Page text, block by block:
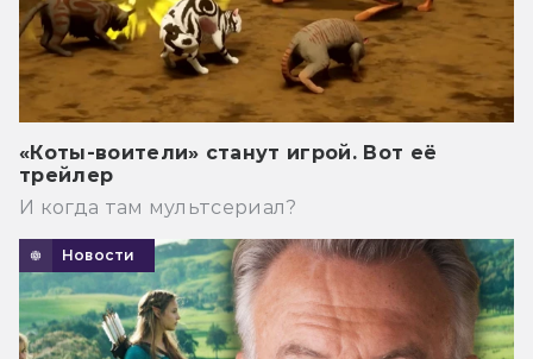
«Коты-воители» станут игрой. Вот её
трейлер
И когда там мультсериал?
Новости